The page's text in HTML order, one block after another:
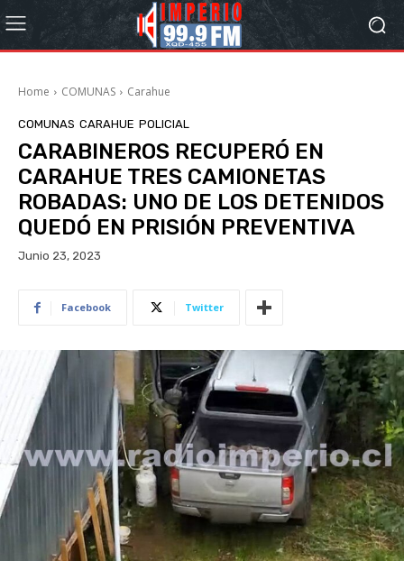
Home COMUNAS Carahue
COMUNAS CARAHUE POLICIAL
CARABINEROS RECUPERÓ EN
CARAHUE TRES CAMIONETAS
ROBADAS: UNO DE LOS DETENIDOS
QUEDÓ EN PRISIÓN PREVENTIVA
Junio 23, 2023
Facebook Twitter